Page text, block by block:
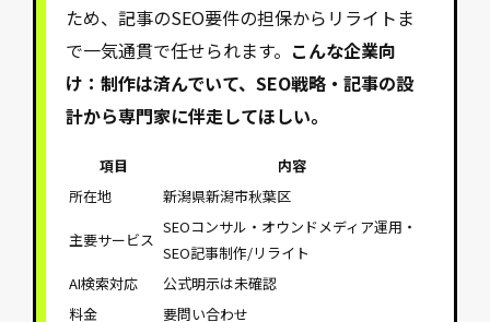
ため、記事のSEO要件の担保からリライトま
で一気通貫で任せられます。 こんな企業向
け：制作は済んでいて、SEO戦略・記事の設
計から専門家に伴走してほしい。
項目
内容
所在地
新潟県新潟市秋葉区
主要サービス
SEOコンサル・オウンドメディア運用・
SEO記事制作/リライト
AI検索対応
公式明示は未確認
料金
要問い合わせ